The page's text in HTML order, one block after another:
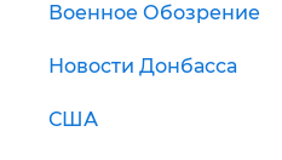
Военное Обозрение
Новости Донбасса
США